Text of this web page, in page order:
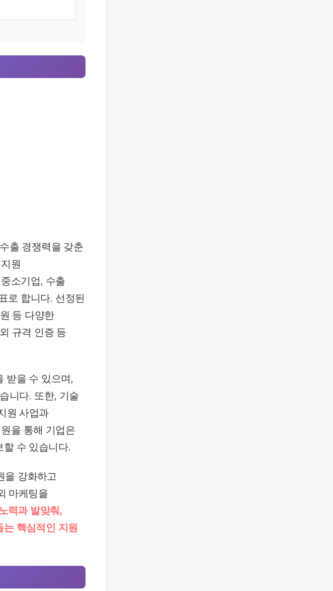
출 경쟁력을 갖춘
원
소기업, 수출
로 합니다. 선정된
등 다양한
규격 인증 등
받을 수 있으며,
니다. 또한, 기술
원 사업과
을 통해 기업은
수 있습니다.
을 강화하고
마케팅을
력과 발맞춰,
핵심적인 지원